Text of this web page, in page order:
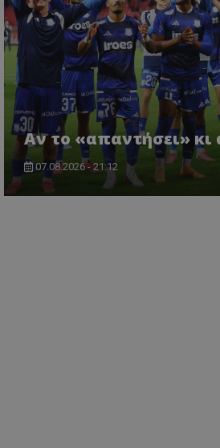
Αν το «απαντήσει» κι
07.08.2026 - 21:12